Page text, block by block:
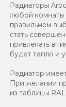
Радиаторы
любой
правильном
стать
привлекать
будет тепло и
Радиатор
При желании
из таблицы